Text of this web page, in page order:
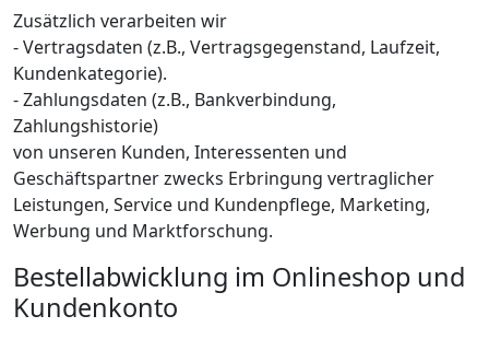
Zusätzlich verarbeiten wir
- Vertragsdaten (z.B., Vertragsgegenstand, Laufzeit,
Kundenkategorie).
- Zahlungsdaten (z.B., Bankverbindung,
Zahlungshistorie)
von unseren Kunden, Interessenten und
Geschäftspartner zwecks Erbringung vertraglicher
Leistungen, Service und Kundenpflege, Marketing,
Werbung und Marktforschung.
Bestellabwicklung im Onlineshop und
Kundenkonto